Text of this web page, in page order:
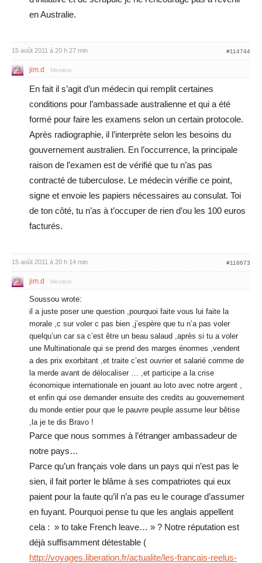
en Australie.
15 août 2011 à 20 h 27 min #114744
jim.d Membre
En fait il s’agit d’un médecin qui remplit certaines
conditions pour l’ambassade australienne et qui a été
formé pour faire les examens selon un certain protocole.
Après radiographie, il l’interprète selon les besoins du
gouvernement australien. En l’occurrence, la principale
raison de l’examen est de vérifié que tu n’as pas
contracté de tuberculose. Le médecin vérifie ce point,
signe et envoie les papiers nécessaires au consulat. Toi
de ton côté, tu n’as à t’occuper de rien d’ou les 100 euros
facturés.
15 août 2011 à 20 h 14 min #116673
jim.d Membre
Soussou wrote:
il a juste poser une question ,pourquoi faite vous lui faite la
morale ,c sur voler c pas bien ,j’espère que tu n’a pas voler
quelqu’un car sa c’est être un beau salaud ,après si tu a voler
une Multinationale qui se prend des marges énormes ,vendent
a des prix exorbitant ,et traite c’est ouvrier et salarié comme de
la merde avant de délocaliser … ,et participe a la crise
économique internationale en jouant au loto avec notre argent ,
et enfin qui ose demander ensuite des credits au gouvernement
du monde entier pour que le pauvre peuple assume leur bêtise
,la je te dis Bravo !
Parce que nous sommes à l’étranger ambassadeur de
notre pays…
Parce qu’un français vole dans un pays qui n’est pas le
sien, il fait porter le blâme à ses compatriotes qui eux
paient pour la faute qu’il n’a pas eu le courage d’assumer
en fuyant. Pourquoi pense tu que les anglais appellent
cela : » to take French leave… » ? Notre réputation est
déjà suffisamment détestable (
http://voyages.liberation.fr/actualite/les-francais-reelus-